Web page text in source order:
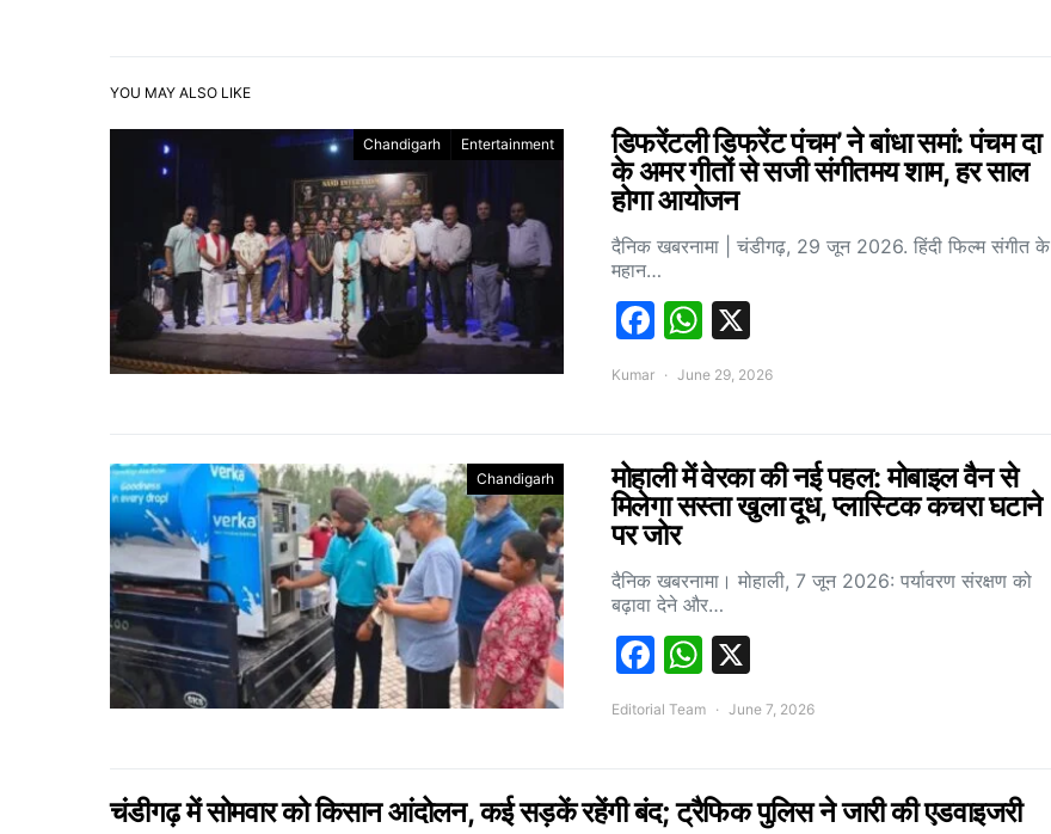
YOU MAY ALSO LIKE
Chandigarh Entertainment
डिफरेंटली डिफरेंट पंचम’ ने बांधा समां: पंचम दा
के अमर गीतों से सजी संगीतमय शाम, हर साल
होगा आयोजन
दैनिक खबरनामा | चंडीगढ़, 29 जून 2026. हिंदी फिल्म संगीत के
महान…
Facebook
WhatsApp
Kumar June 29, 2026
Chandigarh
मोहाली में वेरका की नई पहल: मोबाइल वैन से
मिलेगा सस्ता खुला दूध, प्लास्टिक कचरा घटाने
पर जोर
दैनिक खबरनामा। मोहाली, 7 जून 2026: पर्यावरण संरक्षण को
बढ़ावा देने और…
Facebook
WhatsApp
Editorial Team June 7, 2026
चंडीगढ़ में सोमवार को किसान आंदोलन, कई सड़कें रहेंगी बंद; ट्रैफिक पुलिस ने जारी की एडवाइजरी